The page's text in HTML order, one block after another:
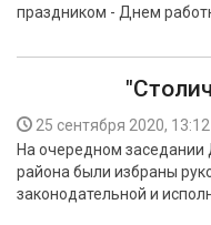
праздником - Днем
25 сентября 2020, 13:12
На очередном
района были избраны
законодательной и